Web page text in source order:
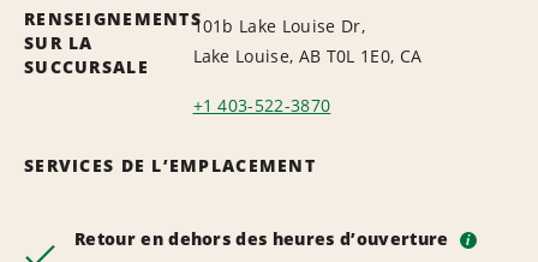
RENSEIGNEMENTS
SUR LA
SUCCURSALE
101b Lake Louise Dr,
Lake Louise, AB T0L 1E0, CA
+1 403-522-3870
SERVICES DE L’EMPLACEMENT
Retour en dehors des heures d’ouverture i